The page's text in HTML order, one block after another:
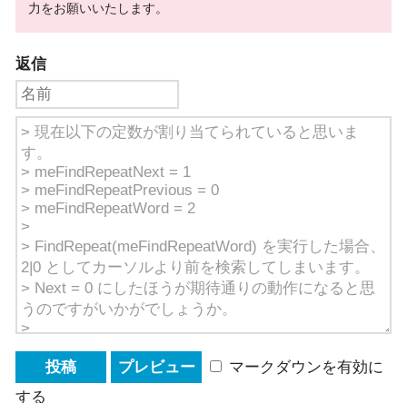
力をお願いいたします。
返信
マークダウンを有効に
する